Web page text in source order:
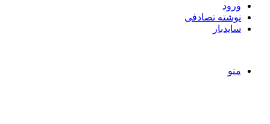
ورود
نوشته تصادفی
سایدبار
منو